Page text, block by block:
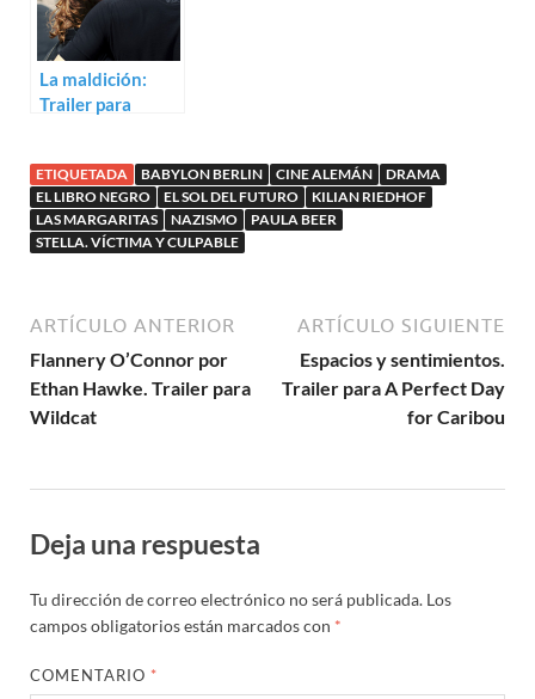
La maldición:
Trailer para
ETIQUETADA BABYLON BERLIN CINE ALEMÁN
DRAMA
EL LIBRO NEGRO
EL SOL DEL FUTURO
KILIAN RIEDHOF
LAS MARGARITAS
NAZISMO
PAULA BEER
STELLA. VÍCTIMA Y CULPABLE
ARTÍCULO ANTERIOR
Flannery O’Connor por
Ethan Hawke. Trailer para
Wildcat
ARTÍCULO SIGUIENTE
Espacios y sentimientos.
Trailer para A Perfect Day
for Caribou
Deja una respuesta
Tu dirección de correo electrónico no será publicada. Los
campos obligatorios están marcados con *
COMENTARIO *